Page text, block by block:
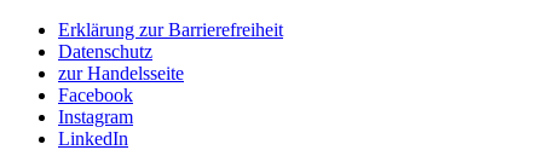
Erklärung zur Barrierefreiheit
Datenschutz
zur Handelsseite
Facebook
Instagram
LinkedIn